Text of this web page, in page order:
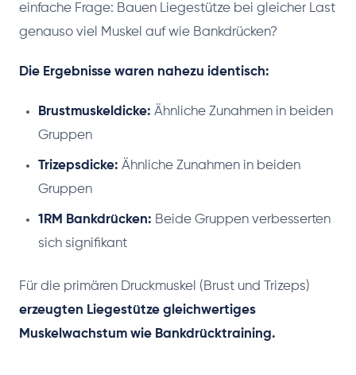
einfache Frage: Bauen Liegestütze bei gleicher Last
genauso viel Muskel auf wie Bankdrücken?
Die Ergebnisse waren nahezu identisch:
Brustmuskeldicke: Ähnliche Zunahmen in beiden
Gruppen
Trizepsdicke: Ähnliche Zunahmen in beiden
Gruppen
1RM Bankdrücken: Beide Gruppen verbesserten
sich signifikant
Für die primären Druckmuskel (Brust und Trizeps)
erzeugten Liegestütze gleichwertiges
Muskelwachstum wie Bankdrücktraining.